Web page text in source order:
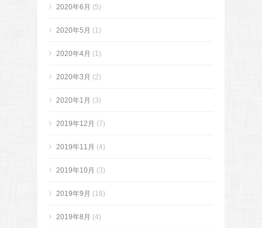
2020年6月 (5)
2020年5月 (1)
2020年4月 (1)
2020年3月 (2)
2020年1月 (3)
2019年12月 (7)
2019年11月 (4)
2019年10月 (3)
2019年9月 (18)
2019年8月 (4)